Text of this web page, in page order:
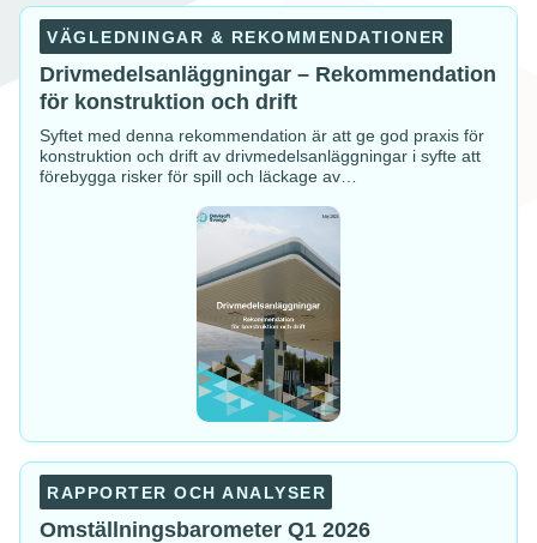
Drivmedelsanläggningar
Rekommendation
konstruktion
och
drift
VÄGLEDNINGAR & REKOMMENDATIONER
Drivmedelsanläggningar – Rekommendation
för konstruktion och drift
Syftet med denna rekommendation är att ge god praxis för
konstruktion och drift av drivmedelsanläggningar i syfte att
förebygga risker för spill och läckage av…
Omställningsbarometer
2026
RAPPORTER OCH ANALYSER
Omställningsbarometer Q1 2026